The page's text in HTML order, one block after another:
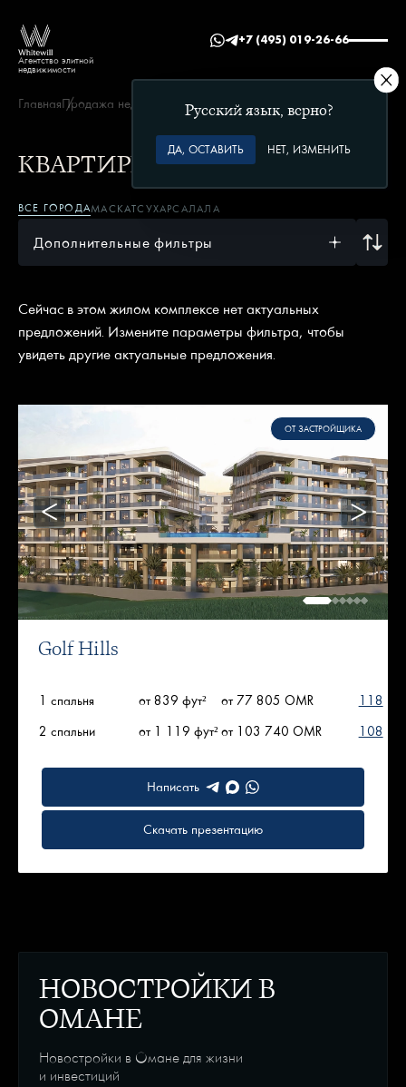
Агентство элитной
недвижимости
+7 (495) 019-26-66
ГлавнаяПродажа недвижимости в Омане
КВАРТИРЫ В ЖК GOLF HILLS
ВСЕ ГОРОДАМАСКАТСУХАРСАЛАЛА
Дополнительные фильтры
Сейчас в этом жилом комплексе нет актуальных
предложений. Измените параметры фильтра, чтобы
увидеть другие актуальные предложения.
ОТ ЗАСТРОЙЩИКА
Golf Hills
1 спальня от 839 фут² от 77 805 OMR
118
2 спальни
от 1 119 фут²от 103 740 OMR 108
Написать
Скачать презентацию
НОВОСТРОЙКИ В
ОМАНЕ
Новостройки в Омане для жизни
и инвестиций
Русский язык, верно?
ДА, ОСТАВИТЬ НЕТ, ИЗМЕНИТЬ